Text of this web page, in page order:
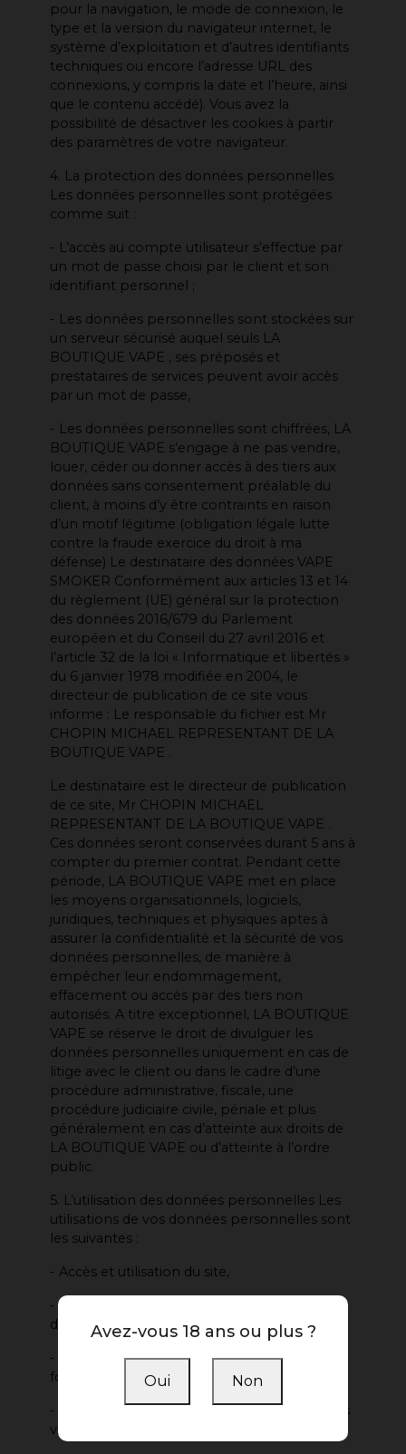
pour la navigation, le mode de connexion, le
type et la version du navigateur internet, le
système d’exploitation et d’autres identifiants
techniques ou encore l’adresse URL des
connexions, y compris la date et l’heure, ainsi
que le contenu accédé). Vous avez la
possibilité de désactiver les cookies à partir
des paramètres de votre navigateur.
4. La protection des données personnelles
Les données personnelles sont protégées
comme suit :
- L’accès au compte utilisateur s’effectue par
un mot de passe choisi par le client et son
identifiant personnel ;
- Les données personnelles sont stockées sur
un serveur sécurisé auquel seuls LA
BOUTIQUE VAPE , ses préposés et
prestataires de services peuvent avoir accès
par un mot de passe,
- Les données personnelles sont chiffrées, LA
BOUTIQUE VAPE s’engage à ne pas vendre,
louer, céder ou donner accès à des tiers aux
données sans consentement préalable du
client, à moins d’y être contraints en raison
d’un motif légitime (obligation légale lutte
contre la fraude exercice du droit à ma
défense) Le destinataire des données VAPE
SMOKER Conformément aux articles 13 et 14
du règlement (UE) général sur la protection
des données 2016/679 du Parlement
européen et du Conseil du 27 avril 2016 et
l’article 32 de la loi « Informatique et libertés »
du 6 janvier 1978 modifiée en 2004, le
directeur de publication de ce site vous
informe : Le responsable du fichier est Mr
CHOPIN MICHAEL REPRESENTANT DE LA
BOUTIQUE VAPE .
Le destinataire est le directeur de publication
de ce site, Mr CHOPIN MICHAEL
REPRESENTANT DE LA BOUTIQUE VAPE .
Ces données seront conservées durant 5 ans à
compter du premier contrat. Pendant cette
période, LA BOUTIQUE VAPE met en place
les moyens organisationnels, logiciels,
juridiques, techniques et physiques aptes à
assurer la confidentialité et la sécurité de vos
données personnelles, de manière à
empêcher leur endommagement,
effacement ou accès par des tiers non
autorisés. A titre exceptionnel, LA BOUTIQUE
VAPE se réserve le droit de divulguer les
données personnelles uniquement en cas de
litige avec le client ou dans le cadre d’une
procédure administrative, fiscale, une
procédure judiciaire civile, pénale et plus
généralement en cas d’atteinte aux droits de
LA BOUTIQUE VAPE ou d’atteinte à l’ordre
public.
5. L’utilisation des données personnelles Les
utilisations de vos données personnelles sont
les suivantes :
- Accès et utilisation du site,
- Vérification et authentification de vos
données,
- Optimisation de l’agencement et du
fonctionnement du site,
- Lutte contre les fraudes, utilisations abusives
virus, autres logiciels malveillants,
Avez-vous 18 ans ou plus ?
Oui Non